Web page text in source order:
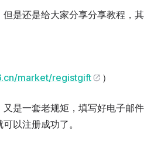
是还是给大家分享分享教程，其
market/registgift ）
是一套老规矩，填写好电子邮件
以注册成功了。